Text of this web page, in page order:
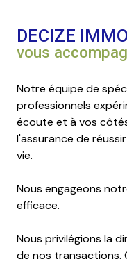
DECIZE
vous
Notre équipe de
professionnels
écoute et à vos
l'assurance de
vie.
Nous engageons
efficace.
Nous privilégions la
de nos transactions.